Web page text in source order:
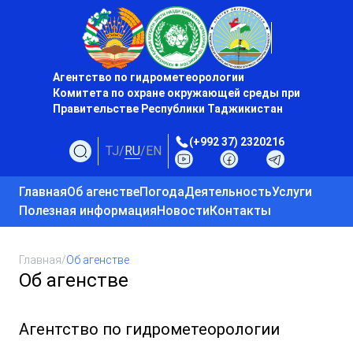
Агентство по гидрометеорологии
Комитета по охране окружающей среды при
Правительстве Республики Таджикистан
TJ/RU/EN
(+992 37) 2320216
ГлавнаяОб агенствеПогодаДеятельностьУслуги
Полезная информацияНовостиКонтакты
Главная/Об агенстве
Об агенстве
Агентство по гидрометеорологии